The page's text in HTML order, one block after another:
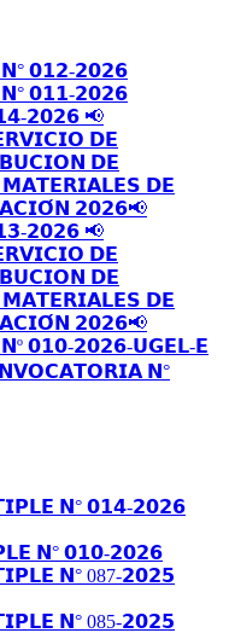
𝟬𝟭𝟮-𝟮𝟬𝟮𝟲
𝟬𝟭𝟭-𝟮𝟬𝟮𝟲
𝟮𝟬𝟮𝟲 📢
𝗗𝗘
𝗗𝗘
𝗗𝗘
𝟮𝟬𝟮𝟲📢
𝟮𝟬𝟮𝟲 📢
𝗗𝗘
𝗗𝗘
𝗗𝗘
𝟮𝟬𝟮𝟲📢
𝟬𝟭𝟬-𝟮𝟬𝟮𝟲-𝗨𝗚𝗘𝗟-𝗘
𝗡°
𝗡° 𝟬𝟭𝟰-𝟮𝟬𝟮𝟲
𝗡° 𝟬𝟭𝟬-𝟮𝟬𝟮𝟲
𝗡° 087-𝟮𝟬𝟮𝟱
𝗡° 085-𝟮𝟬𝟮𝟱